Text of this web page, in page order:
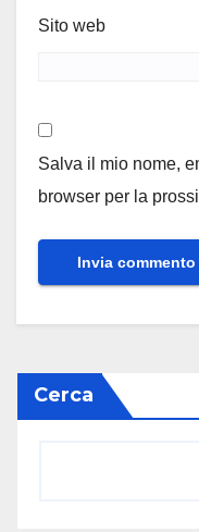
Sito web
Salva il mio nome,
browser per la
Cerca